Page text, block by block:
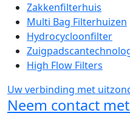
Zakkenfilterhuis
Multi Bag Filterhuizen
Hydrocycloonfilter
High Flow Filters
Uw verbinding met
Neem contact